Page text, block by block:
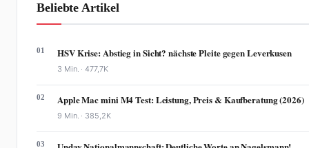
Beliebte Artikel
01 HSV Krise: Abstieg in Sicht? nächste Pleite gegen Leverkusen
3 Min. ·477,7K
02 Apple Mac mini M4 Test: Leistung, Preis & Kaufberatung (2026)
9 Min. · 385,2K
03